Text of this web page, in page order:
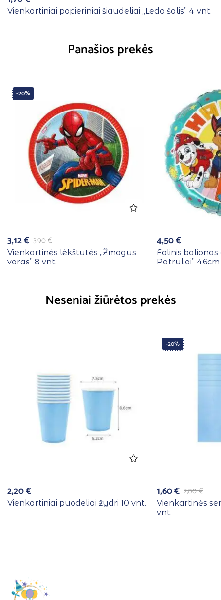
Vienkartiniai popieriniai šiaudeliai ,,Ledo šalis” 4 vnt.
Panašios prekės
-20%
3,90€
3,12€
Vienkartinės lėkštutės ,,Žmogus
voras” 8 vnt.
4,50€
Folinis
Patruliai” 46cm
Neseniai žiūrėtos prekės
2,20€
Vienkartiniai puodeliai žydri 10 vnt.
-20%
2,00€
1,60€
Vienkartinės
vnt.